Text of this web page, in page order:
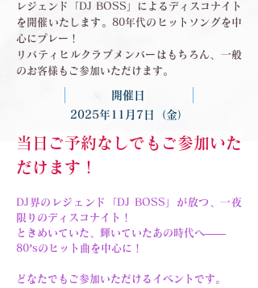
レジェンド「DJ BOSS」によるディスコナイト
を開催いたします。80年代のヒットソングを中
心にプレー！
リバティヒルクラブメンバーはもちろん、一般
のお客様もご参加いただけます。
開催日
2025年11月7日（金）
当日ご予約なしでもご参加いた
だけます！
DJ界のレジェンド「DJ BOSS」が放つ、一夜
限りのディスコナイト！
ときめいていた、輝いていたあの時代へ——
80’sのヒット曲を中心に！
どなたでもご参加いただけるイベントです。